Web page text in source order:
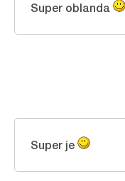
Super oblanda
Super je